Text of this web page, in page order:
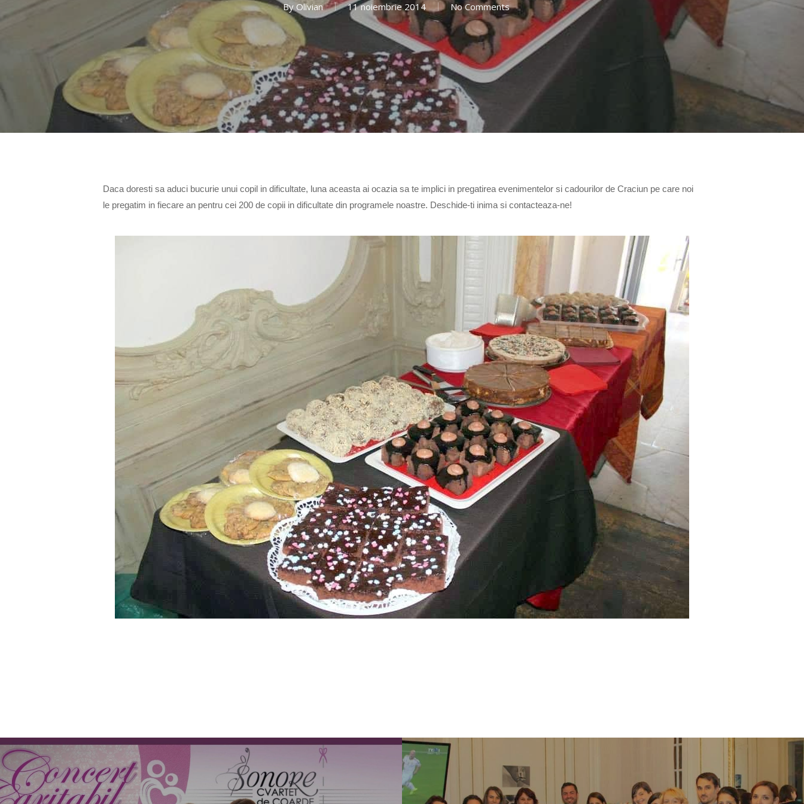
By Olivian 11 noiembrie 2014 No Comments
Daca doresti sa aduci bucurie unui copil in dificultate, luna aceasta ai ocazia sa te implici in pregatirea evenimentelor si cadourilor de Craciun pe care noi
le pregatim in fiecare an pentru cei 200 de copii in dificultate din programele noastre. Deschide-ti inima si contacteaza-ne!